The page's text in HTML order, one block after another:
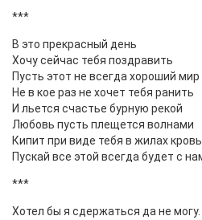
***
В это прекрасный день
Хочу сейчас тебя поздравить
Пусть этот не всегда хороший мир
Не в кое раз не хочет тебя ранить
И льется счастье бурную рекой
Любовь пусть плещется волнами
Кипит при виде тебя в жилах кровь
Пускай все этой всегда будет с
***
Хотел бы я сдержаться да не